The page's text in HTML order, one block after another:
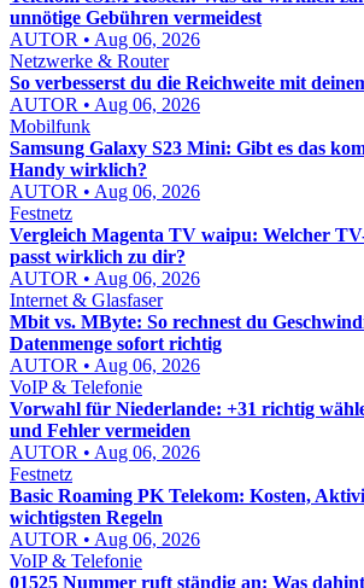
unnötige Gebühren vermeidest
AUTOR • Aug 06, 2026
Netzwerke & Router
So verbesserst du die Reichweite mit
AUTOR • Aug 06, 2026
Mobilfunk
Samsung Galaxy S23 Mini: Gibt es das
Handy wirklich?
AUTOR • Aug 06, 2026
Festnetz
Vergleich Magenta TV waipu: Welcher
passt wirklich zu dir?
AUTOR • Aug 06, 2026
Internet & Glasfaser
Mbit vs. MByte: So rechnest du
Datenmenge sofort richtig
AUTOR • Aug 06, 2026
VoIP & Telefonie
Vorwahl für Niederlande: +31 richtig
und Fehler vermeiden
AUTOR • Aug 06, 2026
Festnetz
Basic Roaming PK Telekom: Kosten,
wichtigsten Regeln
AUTOR • Aug 06, 2026
VoIP & Telefonie
01525 Nummer ruft ständig an: Was